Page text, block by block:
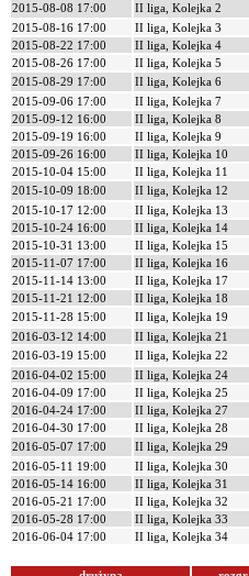
2015-08-08 17:00
II liga, Kolejka 2
2015-08-16 17:00
II liga, Kolejka 3
2015-08-22 17:00
II liga, Kolejka 4
2015-08-26 17:00
II liga, Kolejka 5
2015-08-29 17:00
II liga, Kolejka 6
2015-09-06 17:00
II liga, Kolejka 7
2015-09-12 16:00
II liga, Kolejka 8
2015-09-19 16:00
II liga, Kolejka 9
2015-09-26 16:00
II liga, Kolejka 10
2015-10-04 15:00
II liga, Kolejka 11
2015-10-09 18:00
II liga, Kolejka 12
2015-10-17 12:00
II liga, Kolejka 13
2015-10-24 16:00
II liga, Kolejka 14
2015-10-31 13:00
II liga, Kolejka 15
2015-11-07 17:00
II liga, Kolejka 16
2015-11-14 13:00
II liga, Kolejka 17
2015-11-21 12:00
II liga, Kolejka 18
2015-11-28 15:00
II liga, Kolejka 19
2016-03-12 14:00
II liga, Kolejka 21
2016-03-19 15:00
II liga, Kolejka 22
2016-04-02 15:00
II liga, Kolejka 24
2016-04-09 17:00
II liga, Kolejka 25
2016-04-24 17:00
II liga, Kolejka 27
2016-04-30 17:00
II liga, Kolejka 28
2016-05-07 17:00
II liga, Kolejka 29
2016-05-11 19:00
II liga, Kolejka 30
2016-05-14 16:00
II liga, Kolejka 31
2016-05-21 17:00
II liga, Kolejka 32
2016-05-28 17:00
II liga, Kolejka 33
2016-06-04 17:00
II liga, Kolejka 34